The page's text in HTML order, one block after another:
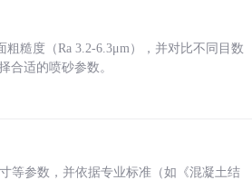
糙度（Ra 3.2-6.3μm），并对比不同目数
合适的喷砂参数。
等参数，并依据专业标准（如《混凝土结